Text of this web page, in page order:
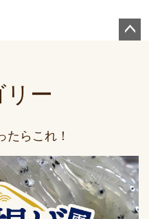
リー
たらこれ！